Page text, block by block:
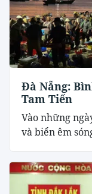
Đà Nẵng:
Tam Tiến
Vào những
và biển êm